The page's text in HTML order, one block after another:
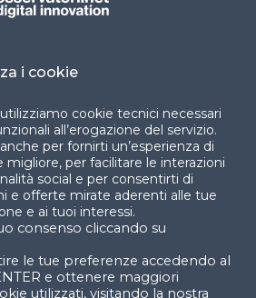
LinkedIn
di Milano Dipartimento
i cookie
cookie tecnici necessari
all’erogazione del servizio.
per fornirti un’esperienza di
migliore, per facilitare le interazioni
social e per consentirti di
e offerte mirate aderenti alle tue
e ai tuoi interessi.
consenso cliccando su
le tue preferenze accedendo al
e ottenere maggiori
utilizzati, visitando la nostra